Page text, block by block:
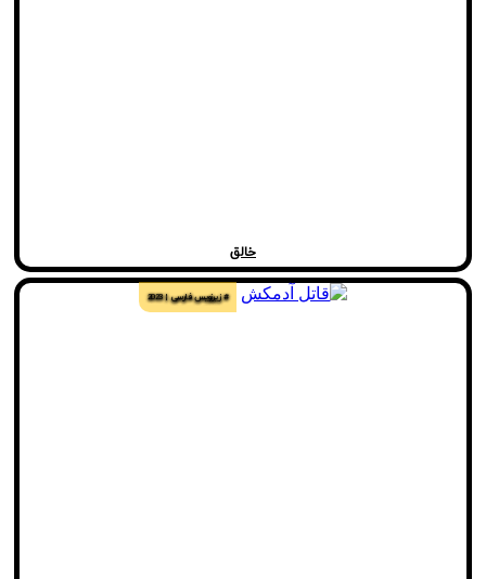
خالق
# زیرنویس فارسی 2023